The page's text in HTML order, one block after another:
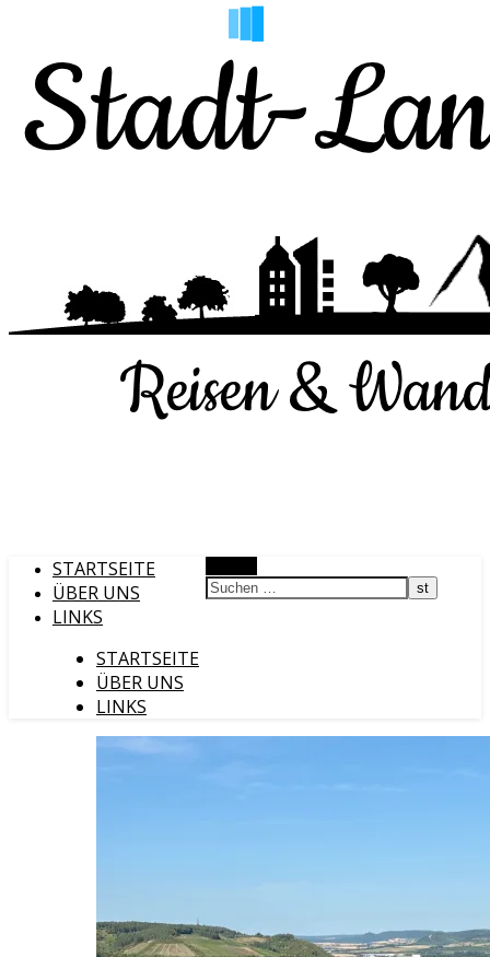
STARTSEITE
ÜBER UNS
LINKS
STARTSEITE
ÜBER UNS
LINKS